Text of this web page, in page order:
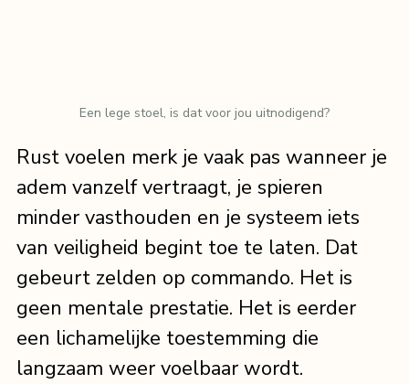
Een lege stoel, is dat voor jou uitnodigend?
Rust voelen merk je vaak pas wanneer je
adem vanzelf vertraagt, je spieren
minder vasthouden en je systeem iets
van veiligheid begint toe te laten. Dat
gebeurt zelden op commando. Het is
geen mentale prestatie. Het is eerder
een lichamelijke toestemming die
langzaam weer voelbaar wordt.